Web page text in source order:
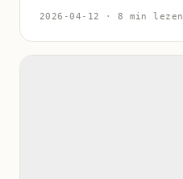
2026-04-12 · 8 min lezen